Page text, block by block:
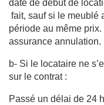
date de début de
fait, sauf si le meublé
période au même
assurance annulation.
b- Si le locataire ne
sur le contrat :
Passé un délai de 24